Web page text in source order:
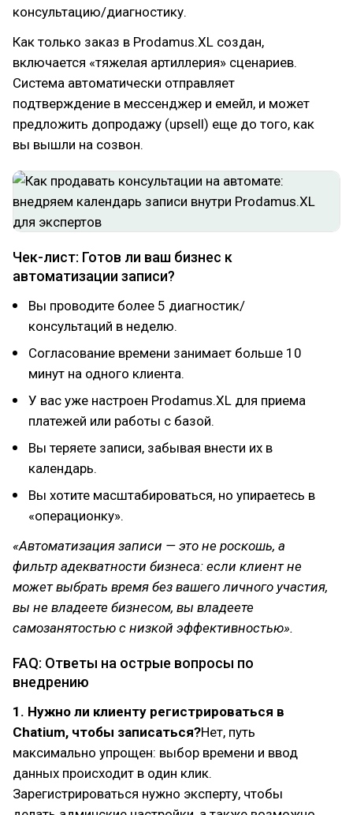
консультацию/диагностику.
Как только заказ в Prodamus.XL создан,
включается «тяжелая артиллерия» сценариев.
Система автоматически отправляет
подтверждение в мессенджер и емейл, и может
предложить допродажу (upsell) еще до того, как
вы вышли на созвон.
Чек-лист: Готов ли ваш бизнес к
автоматизации записи?
Вы проводите более 5 диагностик/
консультаций в неделю.
Согласование времени занимает больше 10
минут на одного клиента.
У вас уже настроен Prodamus.XL для приема
платежей или работы с базой.
Вы теряете записи, забывая внести их в
календарь.
Вы хотите масштабироваться, но упираетесь в
«операционку».
«Автоматизация записи — это не роскошь, а
фильтр адекватности бизнеса: если клиент не
может выбрать время без вашего личного участия,
вы не владеете бизнесом, вы владеете
самозанятостью с низкой эффективностью».
FAQ: Ответы на острые вопросы по
внедрению
1. Нужно ли клиенту регистрироваться в
Chatium, чтобы записаться?Нет, путь
максимально упрощен: выбор времени и ввод
данных происходит в один клик.
Зарегистрироваться нужно эксперту, чтобы